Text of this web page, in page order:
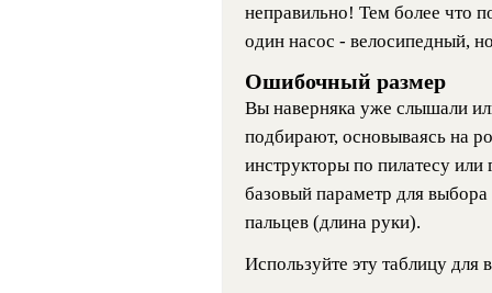
неправильно! Тем более что
один насос - велосипедный,
Ошибочный размер
Вы наверняка уже слышали
подбирают, основываясь на
инструкторы по пилатесу
базовый параметр для
пальцев (длина руки).
Используйте эту таблицу для